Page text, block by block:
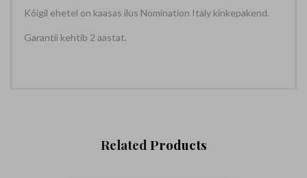
Kõigil ehetel on kaasas ilus Nomination Italy kinkepakend.
Garantii kehtib 2 aastat.
Related Products